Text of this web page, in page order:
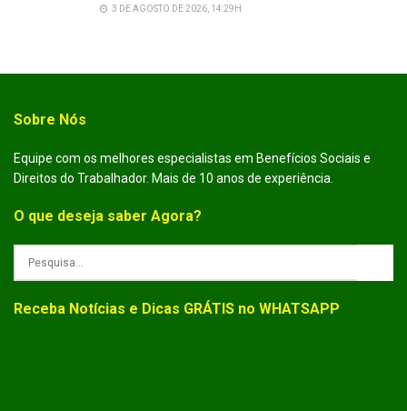
3 DE AGOSTO DE 2026, 14:29H
Sobre Nós
Equipe com os melhores especialistas em Benefícios Sociais e
Direitos do Trabalhador. Mais de 10 anos de experiência.
O que deseja saber Agora?
Receba Notícias e Dicas GRÁTIS no WHATSAPP